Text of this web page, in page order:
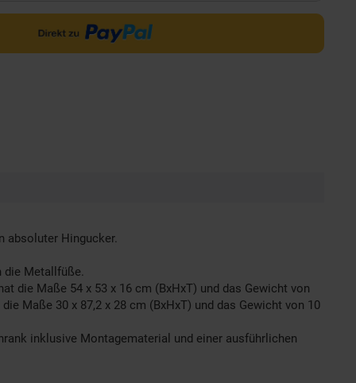
absoluter Hingucker.
die Metallfüße.
die Maße 54 x 53 x 16 cm (BxHxT) und das Gewicht von
Maße 30 x 87,2 x 28 cm (BxHxT) und das Gewicht von 10
inklusive Montagematerial und einer ausführlichen